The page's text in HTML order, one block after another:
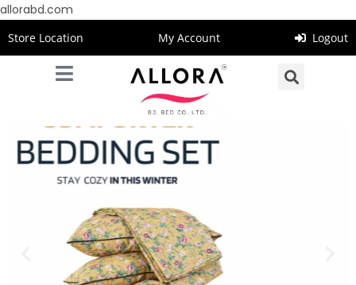
allorabd.com
Store Location My Account Logout